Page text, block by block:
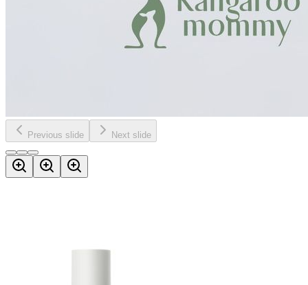
Previous slide Next slide